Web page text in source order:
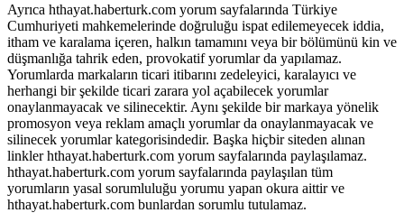
Ayrıca hthayat.haberturk.com yorum sayfalarında Türkiye
Cumhuriyeti mahkemelerinde doğruluğu ispat edilemeyecek iddia,
itham ve karalama içeren, halkın tamamını veya bir bölümünü kin ve
düşmanlığa tahrik eden, provokatif yorumlar da yapılamaz.
Yorumlarda markaların ticari itibarını zedeleyici, karalayıcı ve
herhangi bir şekilde ticari zarara yol açabilecek yorumlar
onaylanmayacak ve silinecektir. Aynı şekilde bir markaya yönelik
promosyon veya reklam amaçlı yorumlar da onaylanmayacak ve
silinecek yorumlar kategorisindedir. Başka hiçbir siteden alınan
linkler hthayat.haberturk.com yorum sayfalarında paylaşılamaz.
hthayat.haberturk.com yorum sayfalarında paylaşılan tüm
yorumların yasal sorumluluğu yorumu yapan okura aittir ve
hthayat.haberturk.com bunlardan sorumlu tutulamaz.